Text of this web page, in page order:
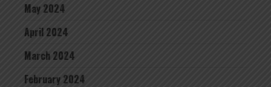
May 2024
April 2024
March 2024
February 2024